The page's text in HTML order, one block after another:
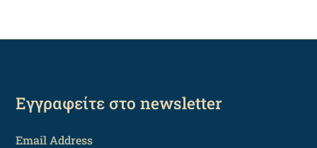
Εγγραφείτε στο newsletter
Email Address